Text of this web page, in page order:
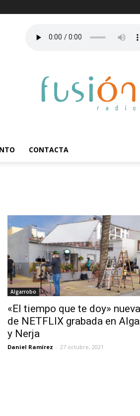
CONTACTA
Algarrobo
«El tiempo que te doy»
de NETFLIX grabada en
y Nerja
Daniel Ramírez - 27 octubre, 2021